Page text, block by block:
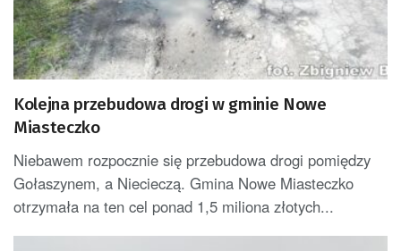
Kolejna przebudowa drogi w gminie Nowe
Miasteczko
Niebawem rozpocznie się przebudowa drogi pomiędzy
Gołaszynem, a Niecieczą. Gmina Nowe Miasteczko
otrzymała na ten cel ponad 1,5 miliona złotych...